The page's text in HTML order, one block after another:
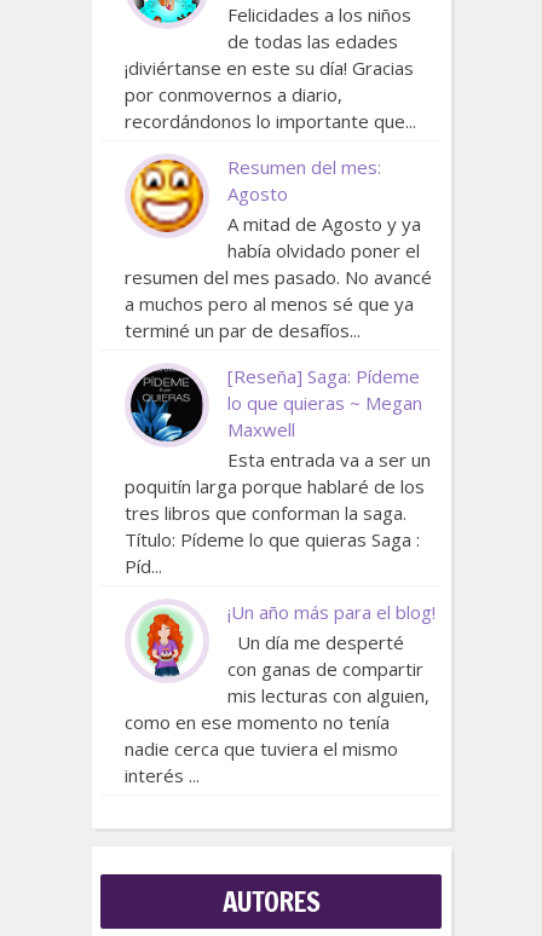
Felicidades a los niños
de todas las edades
¡diviértanse en este su día! Gracias
por conmovernos a diario,
recordándonos lo importante que...
Resumen del mes:
Agosto
A mitad de Agosto y ya
había olvidado poner el
resumen del mes pasado. No avancé
a muchos pero al menos sé que ya
terminé un par de desafíos...
[Reseña] Saga: Pídeme
lo que quieras ~ Megan
Maxwell
Esta entrada va a ser un
poquitín larga porque hablaré de los
tres libros que conforman la saga.
Título: Pídeme lo que quieras Saga :
Píd...
¡Un año más para el blog!
Un día me desperté
con ganas de compartir
mis lecturas con alguien,
como en ese momento no tenía
nadie cerca que tuviera el mismo
interés ...
AUTORES